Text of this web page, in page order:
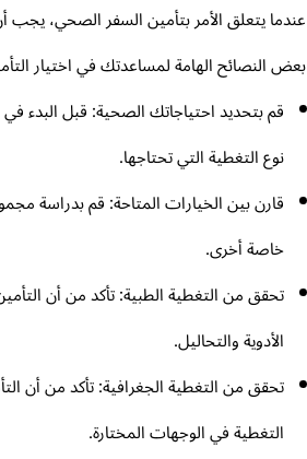
عندما يتعلق الأمر بتأمين السفر الصحي،
بعض النصائح الهامة لمساعدتك في اختيار
قم بتحديد احتياجاتك الصحية: قبل البدء
نوع التغطية التي تحتاجها.
قارن بين الخيارات المتاحة: قم بدراسة
خاصة أخرى.
تحقق من التغطية الطبية: تأكد من أن
الأدوية والتحاليل.
تحقق من التغطية الجغرافية: تأكد من أن
التغطية في الوجهات المختارة.